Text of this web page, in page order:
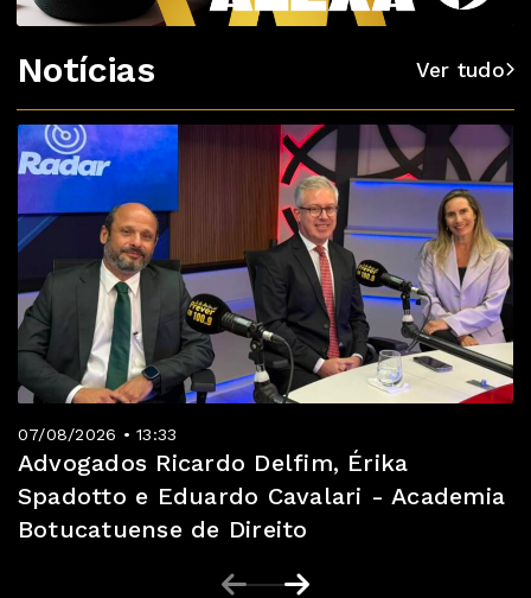
Notícias Ver tudo
07/08/2026 • 13:33
Advogados Ricardo Delfim, Érika
Spadotto e Eduardo Cavalari - Academia
Botucatuense de Direito